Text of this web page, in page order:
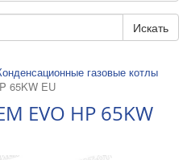
Искать
газовые котлы
65KW EU
EVO HP 65KW